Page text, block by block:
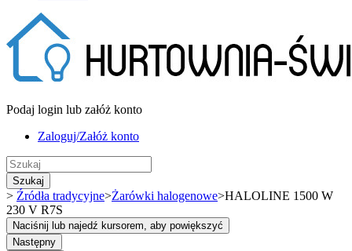
Podaj login lub załóż konto
Zaloguj/Załóż konto
Szukaj
> Źródła tradycyjne>Żarówki halogenowe>HALOLINE 1500 W
230 V R7S
Naciśnij lub najedź kursorem, aby powiększyć
Następny